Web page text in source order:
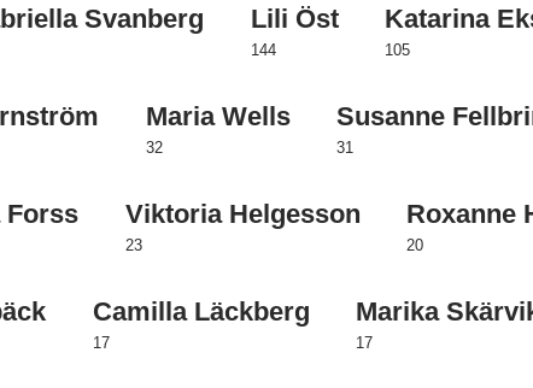
Svanberg Lili Öst
144
Katarina
105
Maria Wells
32
Susanne
31
Forss Viktoria Helgesson
23
Roxanne
20
Camilla Läckberg
17
Marika
17